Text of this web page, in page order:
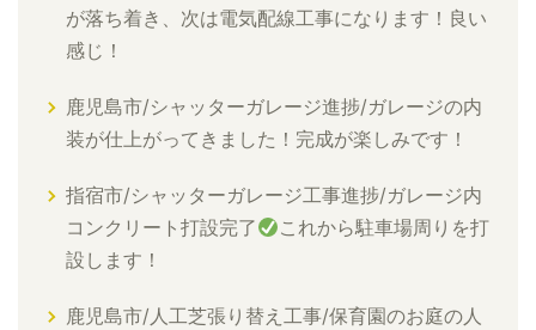
が落ち着き、次は電気配線工事になります！良い
感じ！
鹿児島市/シャッターガレージ進捗/ガレージの内
装が仕上がってきました！完成が楽しみです！
指宿市/シャッターガレージ工事進捗/ガレージ内
コンクリート打設完了
これから駐車場周りを打
設します！
鹿児島市/人工芝張り替え工事/保育園のお庭の人